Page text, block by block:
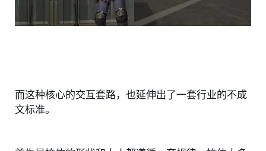
而这种核心的交互套路，也延伸出了一套行业的不成
文标准。